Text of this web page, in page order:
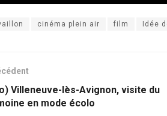
cinéma plein air film Idée
Villeneuve-lès-Avignon, visite du
en mode écolo